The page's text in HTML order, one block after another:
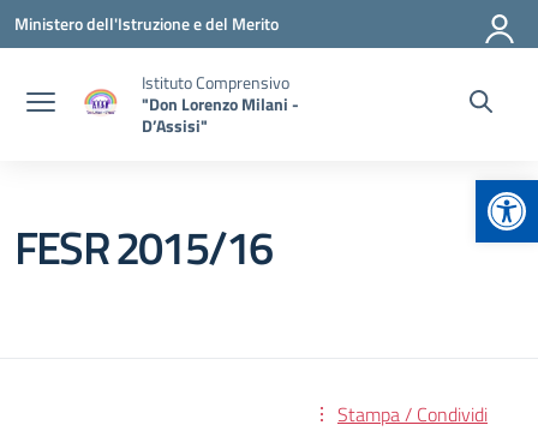
Vai ai contenuti
Vai al menu di navigazione
Vai al footer
Ministero dell'Istruzione e del Merito
Istituto Comprensivo
"Don Lorenzo Milani -
D’Assisi"
FESR 2015/16
Stampa / Condividi